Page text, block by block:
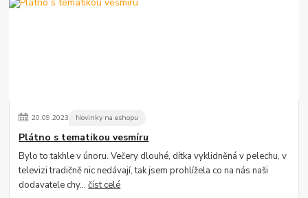
20.09.2023 Novinky na eshopu
Plátno s tematikou vesmíru
Bylo to takhle v únoru. Večery dlouhé, dítka vyklidněná v pelechu, v
televizi tradičně nic nedávají, tak jsem prohlížela co na nás naši
dodavatele chy...číst celé